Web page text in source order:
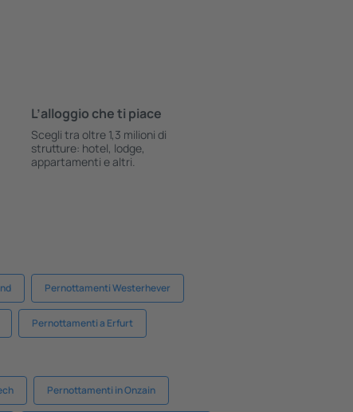
L’alloggio che ti piace
Scegli tra oltre 1,3 milioni di
strutture: hotel, lodge,
appartamenti e altri.
Pernottamenti Westerhever
Pernottamenti a Erfurt
Pernottamenti in Onzain